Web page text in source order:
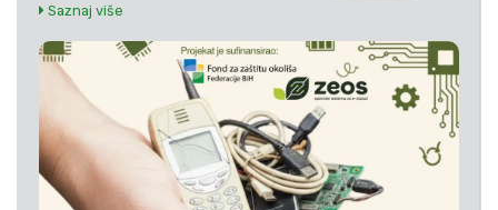
Saznaj više